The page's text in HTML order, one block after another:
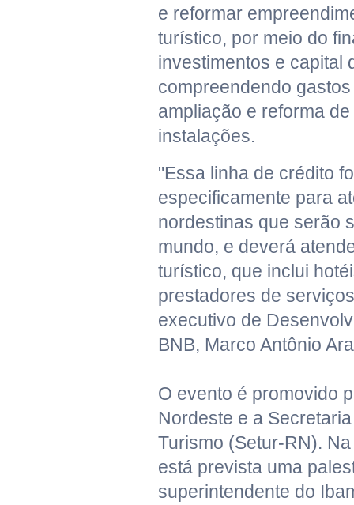
e reformar
turístico, por meio do
investimentos e capital
compreendendo
ampliação e reforma
instalações.
"Essa linha de crédito
especificamente para
nordestinas que serão
mundo, e deverá
turístico, que inclui
prestadores de
executivo de
BNB, Marco Antônio
O evento é promovido
Nordeste e a
Turismo (Setur-RN).
está prevista uma
superintendente do